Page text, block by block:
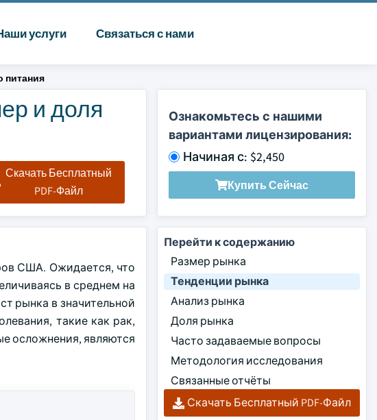
услуги Связаться с нами
питания
и доля
Скачать Бесплатный
PDF-Файл
Ознакомьтесь с нашими
вариантами лицензирования:
Начиная с: $2,450
Купить Сейчас
США. Ожидается, что
в среднем на
рынка в значительной
такие как рак,
осложнения, являются
Перейти к содержанию
Размер рынка
Тенденции рынка
Анализ рынка
Доля рынка
Часто задаваемые вопросы
Методология исследования
Связанные отчёты
Скачать Бесплатный PDF-Файл